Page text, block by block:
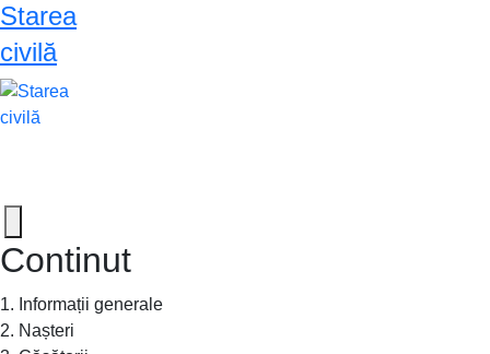
Starea
civilă
Continut
1. Informații generale
2. Nașteri